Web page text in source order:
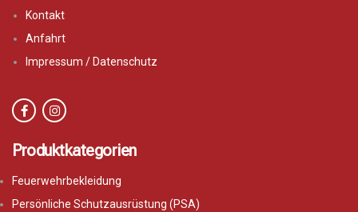
Kontakt
Anfahrt
Impressum / Datenschutz
Produktkategorien
Feuerwehrbekleidung
Persönliche Schutzausrüstung (PSA)